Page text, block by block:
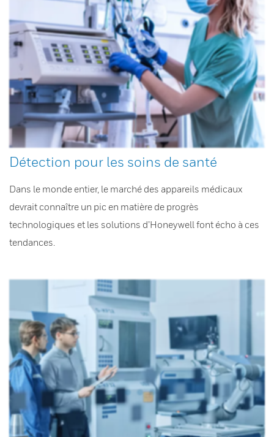
Détection pour les soins de santé
Dans le monde entier, le marché des appareils médicaux
devrait connaître un pic en matière de progrès
technologiques et les solutions d’Honeywell font écho à ces
tendances.